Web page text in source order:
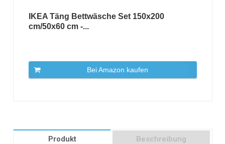
IKEA Täng Bettwäsche Set 150x200
cm/50x60 cm -...
Bei Amazon kaufen
Produkt Beschreibung